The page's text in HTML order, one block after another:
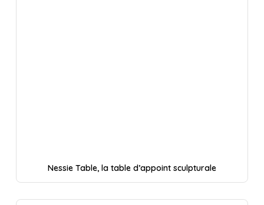
Nessie Table, la table d’appoint sculpturale